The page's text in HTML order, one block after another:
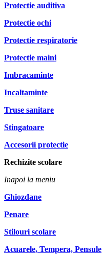
Protectie auditiva
Protectie ochi
Protectie respiratorie
Protectie maini
Imbracaminte
Incaltaminte
Truse sanitare
Stingatoare
Accesorii protectie
Rechizite scolare
Inapoi la meniu
Ghiozdane
Penare
Stilouri scolare
Acuarele, Tempera, Pensule